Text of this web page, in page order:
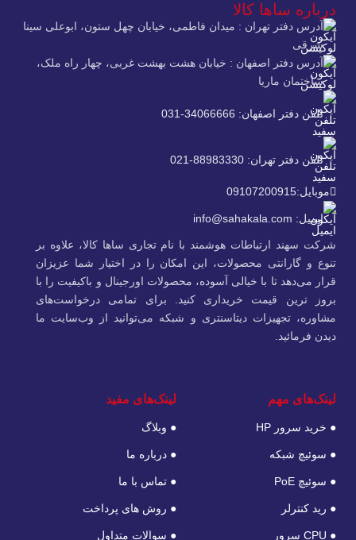
درباره ساها کالا
آدرس دفتر تهران : میدان فاطمی، خیابان چهل ستون، ابوعلی سینا
شرقی
آدرس دفتر اصفهان : خیابان هشت بهشت غربی، چهار راه ملک،
ساختمان ماریا
تلفن دفتر اصفهان: 34066666-031
تلفن دفتر تهران: 88983330-021
موبایل:09107200915
ایمیل: info@sahakala.com
شرکت سهند ارتباطات هوشمند با نام تجاری ساها کالا، علاوه‌ بر
تنوع و گارانتی محصولات، این امکان را در اختیار شما عزیزان
قرار می‌دهد تا با خیالی آسوده، محصولات اورجینال و باکیفیت را با
بروز ترین قیمت خریداری کنید. برای تمامی درخواست‌های
مشاوره، تجهیزات دیتاسنتری و شبکه می‌توانید از وب‌سایت ما
دیدن فرمائید.
لینک‌های مهم
● خرید سرور HP
● سوئیچ شبکه
● سوئیچ PoE
● رید کنترلر
● CPU سرور
لینک‌های مفید
● وبلاگ
● درباره ما
● تماس با ما
● روش های پرداخت
● سوالات متداول